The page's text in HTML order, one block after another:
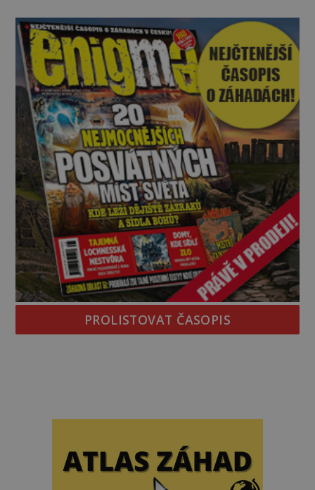
kromě syrových bobů. Příběh se rychle stává
jednou z největších záhad středověké Anglie a ani
po téměř devíti stech letech není
PROLISTOVAT ČASOPIS